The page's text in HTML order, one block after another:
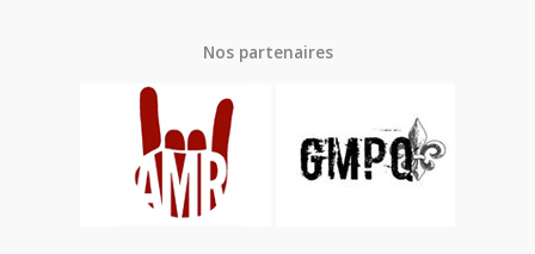
Nos partenaires